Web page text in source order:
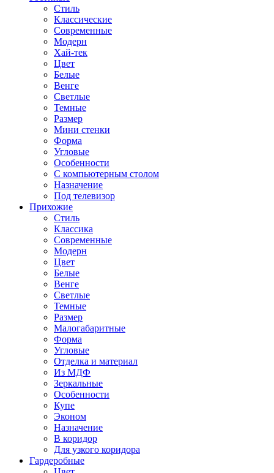
Стиль
Классические
Современные
Модерн
Хай-тек
Цвет
Белые
Венге
Светлые
Темные
Размер
Мини стенки
Форма
Угловые
Особенности
С компьютерным столом
Назначение
Под телевизор
Прихожие
Стиль
Классика
Современные
Модерн
Цвет
Белые
Венге
Светлые
Темные
Размер
Малогабаритные
Форма
Угловые
Отделка и материал
Из МДФ
Зеркальные
Особенности
Купе
Эконом
Назначение
В коридор
Для узкого коридора
Гардеробные